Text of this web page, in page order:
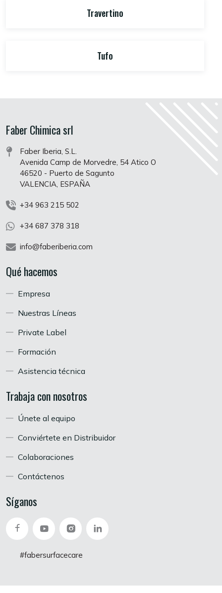
Travertino
Tufo
Faber Chimica srl
Faber Iberia, S.L.
Avenida Camp de Morvedre, 54 Atico O
46520 - Puerto de Sagunto
VALENCIA, ESPAÑA
+34 963 215 502
+34 687 378 318
info@faberiberia.com
Qué hacemos
Empresa
Nuestras Líneas
Private Label
Formación
Asistencia técnica
Trabaja con nosotros
Únete al equipo
Conviértete en Distribuidor
Colaboraciones
Contáctenos
Síganos
#fabersurfacecare